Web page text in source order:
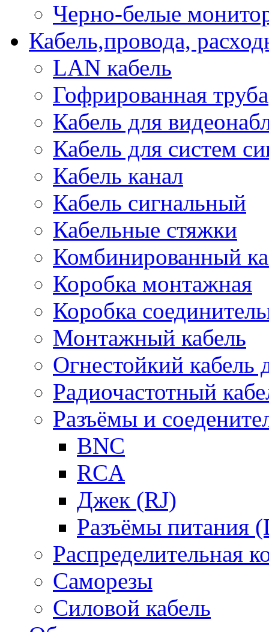
Черно-белые
Кабель,провода,
LAN кабель
Гофрированная труба
Кабель для
Кабель для систем
Кабель канал
Кабель сигнальный
Кабельные стяжки
Комбинированный
Коробка монтажная
Коробка
Монтажный кабель
Огнестойкий
Радиочастотный
Разъёмы и
BNC
RCA
Джек (RJ)
Разъёмы питания
Распределительная
Саморезы
Силовой кабель